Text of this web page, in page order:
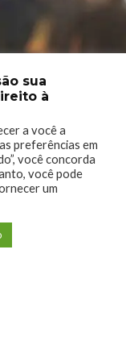
que
do Xbox
detalhes do
lançamento
sobre
sua
à
a você a
preferências em
você concorda
você pode
um